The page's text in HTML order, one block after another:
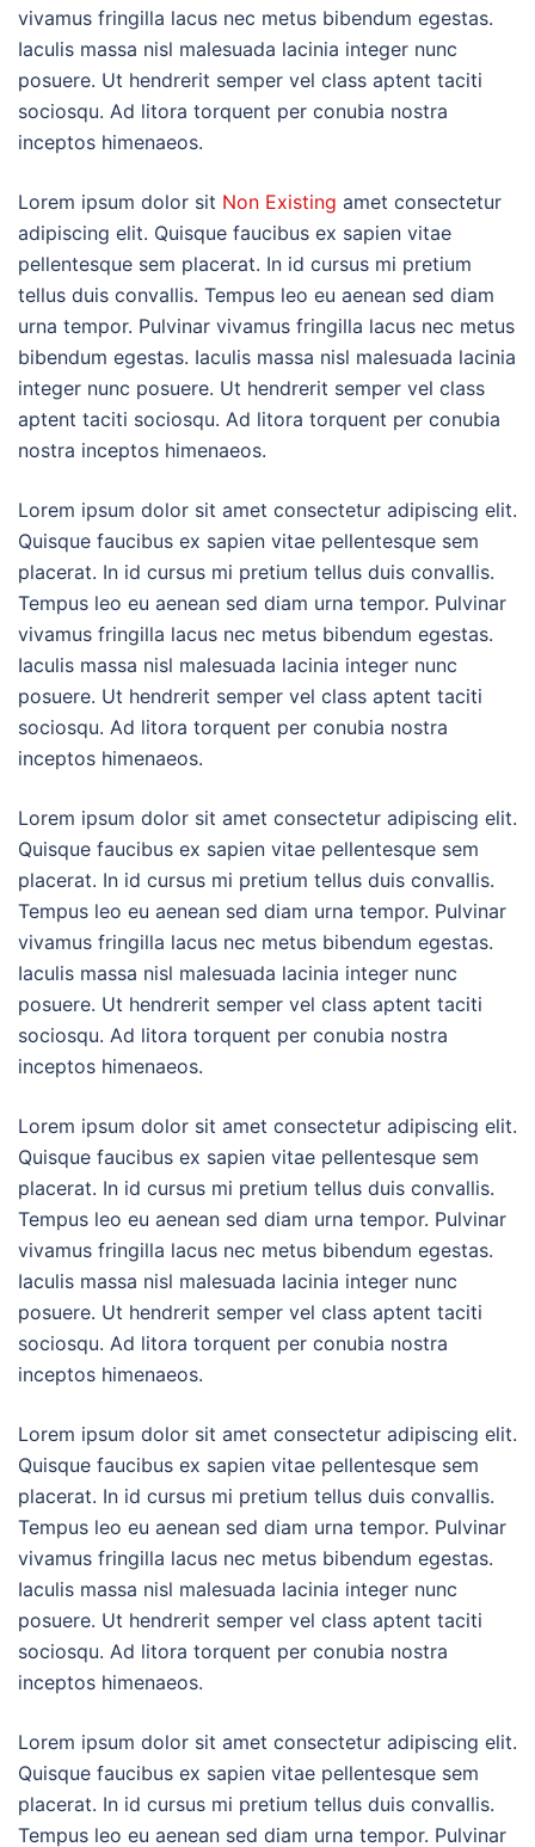
vivamus fringilla lacus nec metus bibendum egestas.
Iaculis massa nisl malesuada lacinia integer nunc
posuere. Ut hendrerit semper vel class aptent taciti
sociosqu. Ad litora torquent per conubia nostra
inceptos himenaeos.
Lorem ipsum dolor sit Non Existing amet consectetur
adipiscing elit. Quisque faucibus ex sapien vitae
pellentesque sem placerat. In id cursus mi pretium
tellus duis convallis. Tempus leo eu aenean sed diam
urna tempor. Pulvinar vivamus fringilla lacus nec metus
bibendum egestas. Iaculis massa nisl malesuada lacinia
integer nunc posuere. Ut hendrerit semper vel class
aptent taciti sociosqu. Ad litora torquent per conubia
nostra inceptos himenaeos.
Lorem ipsum dolor sit amet consectetur adipiscing elit.
Quisque faucibus ex sapien vitae pellentesque sem
placerat. In id cursus mi pretium tellus duis convallis.
Tempus leo eu aenean sed diam urna tempor. Pulvinar
vivamus fringilla lacus nec metus bibendum egestas.
Iaculis massa nisl malesuada lacinia integer nunc
posuere. Ut hendrerit semper vel class aptent taciti
sociosqu. Ad litora torquent per conubia nostra
inceptos himenaeos.
Lorem ipsum dolor sit amet consectetur adipiscing elit.
Quisque faucibus ex sapien vitae pellentesque sem
placerat. In id cursus mi pretium tellus duis convallis.
Tempus leo eu aenean sed diam urna tempor. Pulvinar
vivamus fringilla lacus nec metus bibendum egestas.
Iaculis massa nisl malesuada lacinia integer nunc
posuere. Ut hendrerit semper vel class aptent taciti
sociosqu. Ad litora torquent per conubia nostra
inceptos himenaeos.
Lorem ipsum dolor sit amet consectetur adipiscing elit.
Quisque faucibus ex sapien vitae pellentesque sem
placerat. In id cursus mi pretium tellus duis convallis.
Tempus leo eu aenean sed diam urna tempor. Pulvinar
vivamus fringilla lacus nec metus bibendum egestas.
Iaculis massa nisl malesuada lacinia integer nunc
posuere. Ut hendrerit semper vel class aptent taciti
sociosqu. Ad litora torquent per conubia nostra
inceptos himenaeos.
Lorem ipsum dolor sit amet consectetur adipiscing elit.
Quisque faucibus ex sapien vitae pellentesque sem
placerat. In id cursus mi pretium tellus duis convallis.
Tempus leo eu aenean sed diam urna tempor. Pulvinar
vivamus fringilla lacus nec metus bibendum egestas.
Iaculis massa nisl malesuada lacinia integer nunc
posuere. Ut hendrerit semper vel class aptent taciti
sociosqu. Ad litora torquent per conubia nostra
inceptos himenaeos.
Lorem ipsum dolor sit amet consectetur adipiscing elit.
Quisque faucibus ex sapien vitae pellentesque sem
placerat. In id cursus mi pretium tellus duis convallis.
Tempus leo eu aenean sed diam urna tempor. Pulvinar